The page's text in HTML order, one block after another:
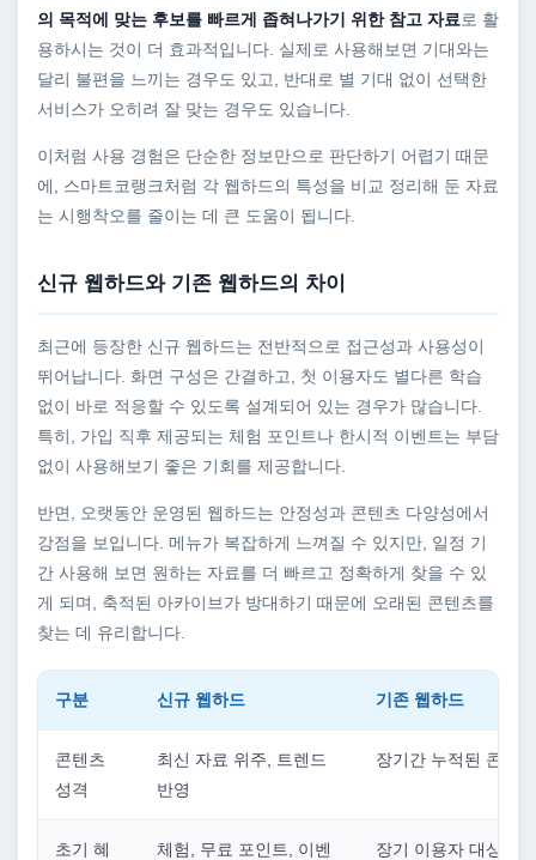
의 목적에 맞는 후보를 빠르게 좁혀나가기 위한 참고 자료로 활
용하시는 것이 더 효과적입니다. 실제로 사용해보면 기대와는
달리 불편을 느끼는 경우도 있고, 반대로 별 기대 없이 선택한
서비스가 오히려 잘 맞는 경우도 있습니다.
이처럼 사용 경험은 단순한 정보만으로 판단하기 어렵기 때문
에, 스마트코랭크처럼 각 웹하드의 특성을 비교 정리해 둔 자료
는 시행착오를 줄이는 데 큰 도움이 됩니다.
신규 웹하드와 기존 웹하드의 차이
최근에 등장한 신규 웹하드는 전반적으로 접근성과 사용성이
뛰어납니다. 화면 구성은 간결하고, 첫 이용자도 별다른 학습
없이 바로 적응할 수 있도록 설계되어 있는 경우가 많습니다.
특히, 가입 직후 제공되는 체험 포인트나 한시적 이벤트는 부담
없이 사용해보기 좋은 기회를 제공합니다.
반면, 오랫동안 운영된 웹하드는 안정성과 콘텐츠 다양성에서
강점을 보입니다. 메뉴가 복잡하게 느껴질 수 있지만, 일정 기
간 사용해 보면 원하는 자료를 더 빠르고 정확하게 찾을 수 있
게 되며, 축적된 아카이브가 방대하기 때문에 오래된 콘텐츠를
찾는 데 유리합니다.
구분 신규 웹하드 기존 웹하드
콘텐츠
성격
최신 자료 위주, 트렌드
반영
장기간 누적된 콘텐
초기 혜
체험, 무료 포인트, 이벤
장기 이용자 대상 혜